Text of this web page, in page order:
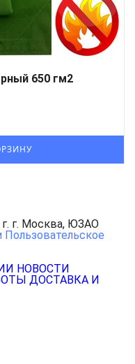
650 гм2
г. Москва, ЮЗАО
Пользовательское
НОВОСТИ
ДОСТАВКА И